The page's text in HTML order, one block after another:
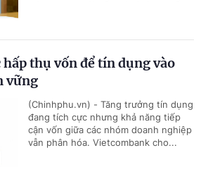
thụ vốn để tín dụng vào
vững
(Chinhphu.vn) - Tăng trưởng tín dụng
đang tích cực nhưng khả năng tiếp
cận vốn giữa các nhóm doanh nghiệp
vẫn phân hóa. Vietcombank cho...